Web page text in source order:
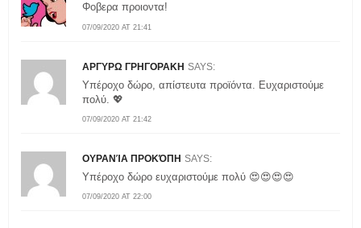
07/09/2020 AT 21:41
Φοβερα προιοντα!
ΑΡΓΥΡΩ ΓΡΗΓΟΡΑΚΗ SAYS:
07/09/2020 AT 21:42
Υπέροχο δώρο, απίστευτα προϊόντα. Ευχαριστούμε
πολύ. 💖
ΟΥΡΑΝΊΑ ΠΡΟΚΌΠΗ SAYS:
07/09/2020 AT 22:00
Υπέροχο δώρο ευχαριστούμε πολύ 😍😍😍😍